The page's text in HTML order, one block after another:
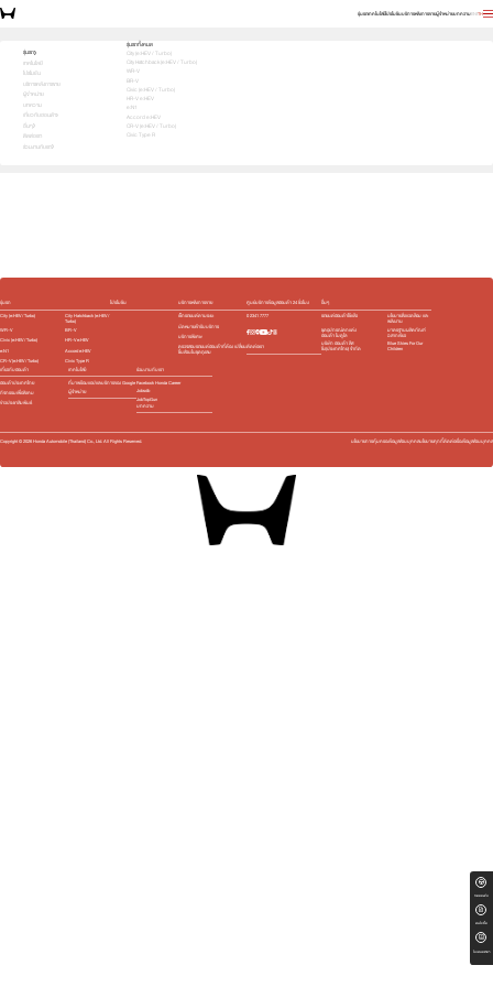
รุ่นรถเทคโนโลยีโปรโมชันบริการหลังการขายผู้จำหน่ายบทความENTH
รุ่นรถ
เทคโนโลยี
โปรโมชัน
บริการหลังการขาย
ผู้จำหน่าย
บทความ
เกี่ยวกับฮอนด้า
อื่นๆ
ติดต่อเรา
ร่วมงานกับเรา
รุ่นรถทั้งหมด
City (e:HEV / Turbo)
City Hatchback (e:HEV / Turbo)
WR-V
BR-V
Civic (e:HEV / Turbo)
HR-V e:HEV
e:N1
Accord e:HEV
CR-V (e:HEV / Turbo)
Civic Type R
ทดลองขับ
สนใจซื้อ
ใบเสนอราคา
เลือกคันที่ใช่ แล้วพบข้อเสนอที่ตรงใจ
3 เลือกคันที่ใช่
รุ่นรถ
City (e:HEV / Turbo)
City Hatchback (e:HEV /
Turbo)
WR-V
BR-V
Civic (e:HEV / Turbo)
HR-V e:HEV
e:N1
Accord e:HEV
CR-V (e:HEV / Turbo)
Civic Type R
โปรโมชัน
บริการหลังการขาย
เช็กรถยนต์ตามระยะ
นัดหมายเข้ารับบริการ
บริการพิเศษ
ตรวจสอบรถยนต์ฮอนด้าที่ต้อง เปลี่ยน
ชิ้นส่วนในชุดถุงลม
ศูนย์บริการข้อมูลฮอนด้า 24 ชั่วโมง
0 2341 7777
ติดต่อเรา
อื่นๆ
รถยนต์ฮอนด้าใช้แล้ว
นโยบายสิ่งแวดล้อม และ
พลังงาน
ชุดอุปกรณ์ตกแต่ง​
ฮอนด้า โมดูโล
มาตรฐานผลิตภัณฑ์
ฉลากเขียว
บริษัท ฮอนด้า ลีส
ซิ่ง(ประเทศไทย) จำกัด
Blue Skies For Our
Children
เกี่ยวกับฮอนด้า
ฮอนด้าประเทศไทย
กิจกรรมเพื่อสังคม
ข่าวประชาสัมพันธ์
เทคโนโลยี
ที่มาพร้อมแอปและบริการของ Google
ผู้จำหน่าย
ร่วมงานกับเรา
Facebook Honda Career
Jobsdb
JobTopGun
บทความ
Copyright ©2026Honda Automobile (Thailand) Co., Ltd. All Rights Reserved. นโยบายการคุ้มครองข้อมูลส่วนบุคคลนโยบายคุกกี้ติดต่อเรื่องข้อมูลส่วนบุคคล